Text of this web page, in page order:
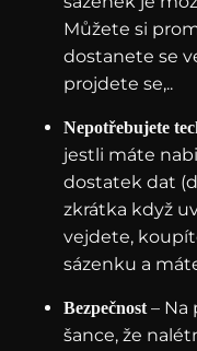
Můžete si
dostanete se
projdete se,..
Nepotřebujete
jestli máte
dostatek dat
zkrátka když
vejdete,
sázenku a
Bezpečnost– Na
šance, že